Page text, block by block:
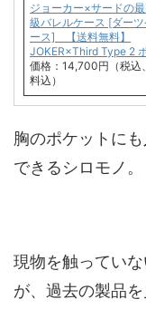
ジョーカー×サードの
級バレルケース [ダーツ
ース] 【送料無料】
JOKER×Third Type 2
価格：14,700円（税込
料込）
胸のポケットに
できるシロモノ。
現物を触ってい
が、過去の製品